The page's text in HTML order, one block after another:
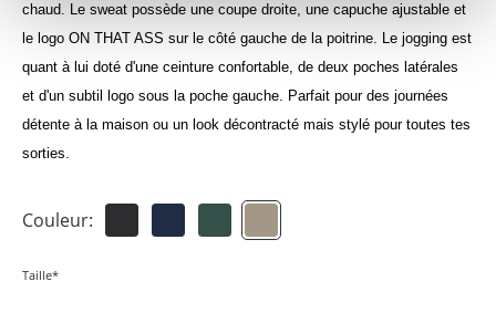
chaud. Le sweat possède une coupe droite, une capuche ajustable et
le logo ON THAT ASS sur le côté gauche de la poitrine. Le jogging est
quant à lui doté d'une ceinture confortable, de deux poches latérales
et d'un subtil logo sous la poche gauche. Parfait pour des journées
détente à la maison ou un look décontracté mais stylé pour toutes tes
sorties.
Couleur:
Taille*